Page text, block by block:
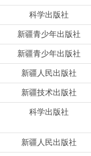
科学出版社
新疆青少年出版社
新疆青少年出版社
新疆人民出版社
新疆技术出版社
科学出版社
新疆人民出版社